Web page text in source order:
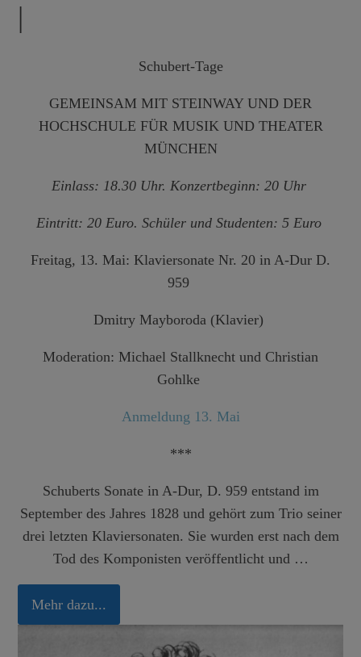
|
Schubert-Tage
GEMEINSAM MIT STEINWAY UND DER
HOCHSCHULE FÜR MUSIK UND THEATER
MÜNCHEN
Einlass: 18.30 Uhr. Konzertbeginn: 20 Uhr
Eintritt: 20 Euro. Schüler und Studenten: 5 Euro
Freitag, 13. Mai: Klaviersonate Nr. 20 in A-Dur D.
959
Dmitry Mayboroda (Klavier)
Moderation: Michael Stallknecht und Christian
Gohlke
Anmeldung 13. Mai
***
Schuberts Sonate in A-Dur, D. 959 entstand im
September des Jahres 1828 und gehört zum Trio seiner
drei letzten Klaviersonaten. Sie wurden erst nach dem
Tod des Komponisten veröffentlicht und …
Mehr dazu...